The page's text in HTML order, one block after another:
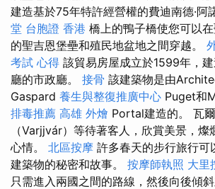
建造基於75年特許經營權的費迪南德·阿
堂 台胞證 香港 橋上的鴨子橋使您可以
的聖吉恩堡壘和殖民地盆地之間穿越。
考試 心得 該貿易房屋成立於1599年，
廳的市政廳。 接骨 該建築物是由
Gaspard 養生與整復推廣中心 Puget和
排毒推薦 高雄 外燴 Portal建造的。 瓦
（Varjjvár）等待著客人，欣賞美景，燦
心情。 北區按摩 許多春天的步行旅行可
建築物的秘密和故事。 按摩師執照 大里
只需進入兩國之間的路線，然後向後傾